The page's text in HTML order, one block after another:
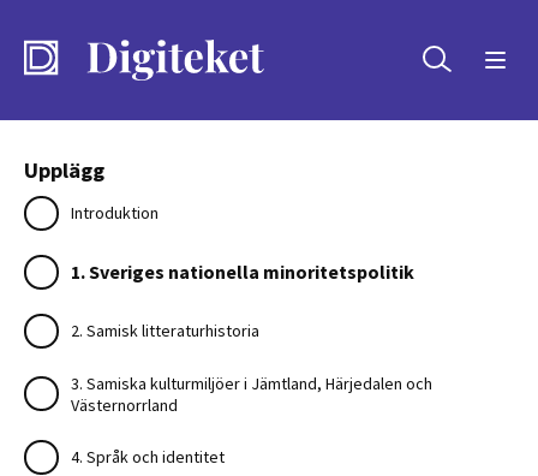
Sök
Upplägg
Introduktion
1. Sveriges nationella minoritetspolitik
2. Samisk litteraturhistoria
3. Samiska kulturmiljöer i Jämtland, Härjedalen och
Västernorrland
4. Språk och identitet